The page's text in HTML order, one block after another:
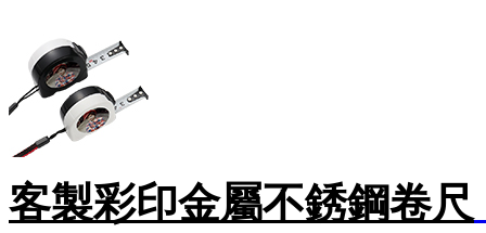
客製彩印金屬不銹鋼卷尺